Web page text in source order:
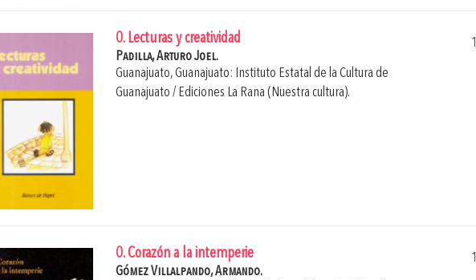
0. Lecturas y creatividad
Padilla, Arturo Joel.
Guanajuato, Guanajuato: Instituto Estatal de la Cultura de
Guanajuato / Ediciones La Rana (Nuestra cultura).
0. Corazón a la intemperie
Gómez Villalpando, Armando.